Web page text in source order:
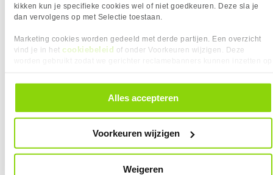
kikken kun je specifieke cookies wel of niet goedkeuren. Deze sla je
dan vervolgens op met Selectie toestaan.
Marketing cookies worden gedeeld met derde partijen. Een overzicht
vind je in het cookiebeleid of onder Voorkeuren wijzigen. Deze
alle cookies. Je kunt je gegeven toestemming altijd intrekken, dit doe je
door in de footer van onze website te klikken op ‘Cookievoorkeuren’
Alles accepteren
Voorkeuren wijzigen
Weigeren
Printers
thuiswerken of studeren. Met een goede printer
druk je eenvoudig documenten, foto’s en andere
bestanden af. Bij het kiezen van een printer zijn er
houden, zoals snelheid, kwaliteit en connectiviteit.
Benieuwd welke dat zijn?